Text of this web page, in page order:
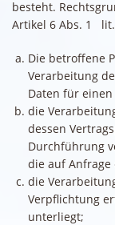
besteht.
Artikel 6 Abs. 1 lit.
Die betroffene
Verarbeitung
Daten für
die
dessen
Durchführung
die auf
die
Verpflichtung
unterliegt;